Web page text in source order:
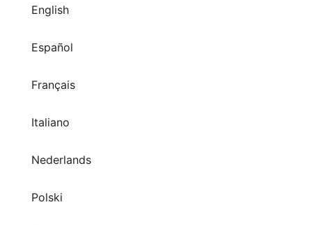
English
Español
Français
Italiano
Nederlands
Polski